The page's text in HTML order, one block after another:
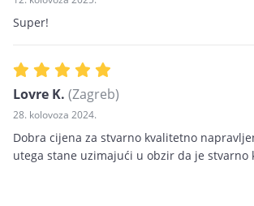
Super!
Lovre K. (Zagreb)
28. kolovoza 2024.
Dobra cijena za stvarno kvalitetno
utega stane uzimajući u obzir da je stvarno